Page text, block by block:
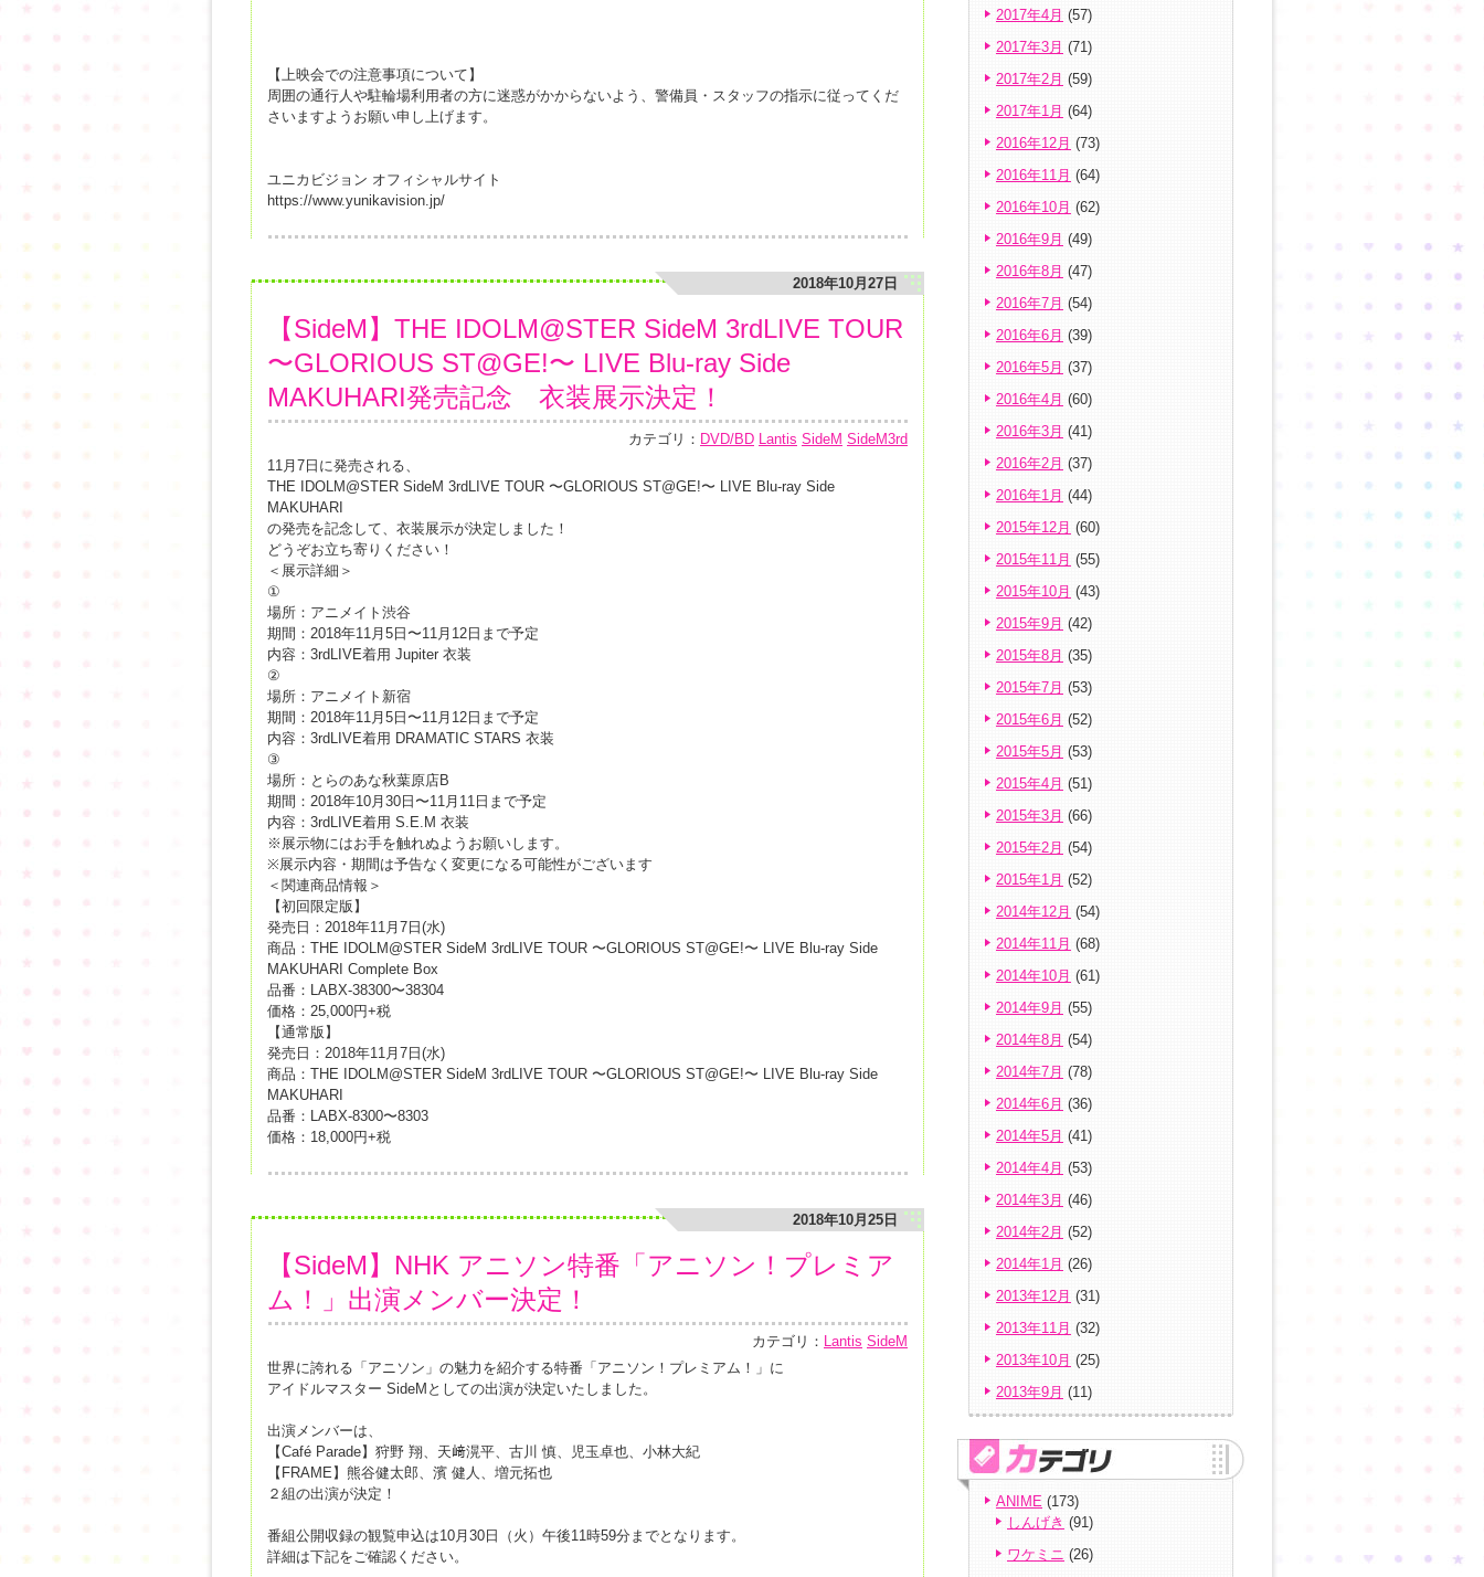
【上映会での注意事項について】
周囲の通行人や駐輪場利用者の方に迷惑がかからないよう、警備員・スタッフの指示に従ってくだ
さいますようお願い申し上げます。
ユニカビジョン オフィシャルサイト
https://www.yunikavision.jp/
2018年10月27日
【SideM】THE IDOLM@STER SideM 3rdLIVE TOUR
〜GLORIOUS ST@GE!〜 LIVE Blu-ray Side
MAKUHARI発売記念 衣装展示決定！
カテゴリ： DVD/BD Lantis SideM SideM3rd
11月7日に発売される、
THE IDOLM@STER SideM 3rdLIVE TOUR 〜GLORIOUS ST@GE!〜 LIVE Blu-ray Side
MAKUHARI
の発売を記念して、衣装展示が決定しました！
どうぞお立ち寄りください！
＜展示詳細＞
①
場所：アニメイト渋谷
期間：2018年11月5日〜11月12日まで予定
内容：3rdLIVE着用 Jupiter 衣装
②
場所：アニメイト新宿
期間：2018年11月5日〜11月12日まで予定
内容：3rdLIVE着用 DRAMATIC STARS 衣装
③
場所：とらのあな秋葉原店B
期間：2018年10月30日〜11月11日まで予定
内容：3rdLIVE着用 S.E.M 衣装
※展示物にはお手を触れぬようお願いします。
※展示内容・期間は予告なく変更になる可能性がございます
＜関連商品情報＞
【初回限定版】
発売日：2018年11月7日(水)
商品：THE IDOLM@STER SideM 3rdLIVE TOUR 〜GLORIOUS ST@GE!〜 LIVE Blu-ray Side
MAKUHARI Complete Box
品番：LABX-38300〜38304
価格：25,000円+税
【通常版】
発売日：2018年11月7日(水)
商品：THE IDOLM@STER SideM 3rdLIVE TOUR 〜GLORIOUS ST@GE!〜 LIVE Blu-ray Side
MAKUHARI
品番：LABX-8300〜8303
価格：18,000円+税
2018年10月25日
【SideM】NHK アニソン特番「アニソン！プレミア
ム！」出演メンバー決定！
カテゴリ： Lantis SideM
世界に誇れる「アニソン」の魅力を紹介する特番「アニソン！プレミアム！」に
アイドルマスター SideMとしての出演が決定いたしました。
出演メンバーは、
【Café Parade】狩野 翔、天﨑滉平、古川 慎、児玉卓也、小林大紀
【FRAME】熊谷健太郎、濱 健人、増元拓也
２組の出演が決定！
番組公開収録の観覧申込は10月30日（火）午後11時59分までとなります。
詳細は下記をご確認ください。
2017年4月 (57)
2017年3月 (71)
2017年2月 (59)
2017年1月 (64)
2016年12月 (73)
2016年11月 (64)
2016年10月 (62)
2016年9月 (49)
2016年8月 (47)
2016年7月 (54)
2016年6月 (39)
2016年5月 (37)
2016年4月 (60)
2016年3月 (41)
2016年2月 (37)
2016年1月 (44)
2015年12月 (60)
2015年11月 (55)
2015年10月 (43)
2015年9月 (42)
2015年8月 (35)
2015年7月 (53)
2015年6月 (52)
2015年5月 (53)
2015年4月 (51)
2015年3月 (66)
2015年2月 (54)
2015年1月 (52)
2014年12月 (54)
2014年11月 (68)
2014年10月 (61)
2014年9月 (55)
2014年8月 (54)
2014年7月 (78)
2014年6月 (36)
2014年5月 (41)
2014年4月 (53)
2014年3月 (46)
2014年2月 (52)
2014年1月 (26)
2013年12月 (31)
2013年11月 (32)
2013年10月 (25)
2013年9月 (11)
ANIME (173)
しんげき (91)
ワケミニ (26)